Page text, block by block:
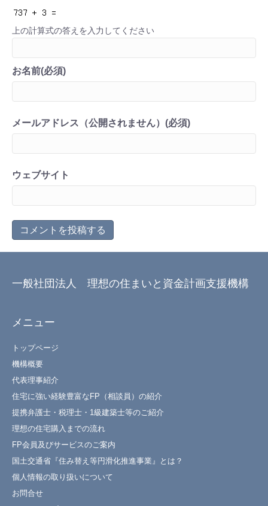
上の計算式の答えを入力してください
お名前(必須)
メールアドレス（公開されません）(必須)
ウェブサイト
一般社団法人 理想の住まいと資金計画支援機構
メニュー
トップページ
機構概要
代表理事紹介
住宅に強い経験豊富なFP（相談員）の紹介
提携弁護士・税理士・1級建築士等のご紹介
理想の住宅購入までの流れ
FP会員及びサービスのご案内
国土交通省『住み替え等円滑化推進事業』とは？
個人情報の取り扱いについて
お問合せ